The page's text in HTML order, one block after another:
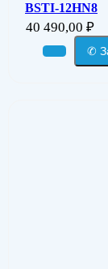
BSTI-12HN8
40 490,00 ₽
✆